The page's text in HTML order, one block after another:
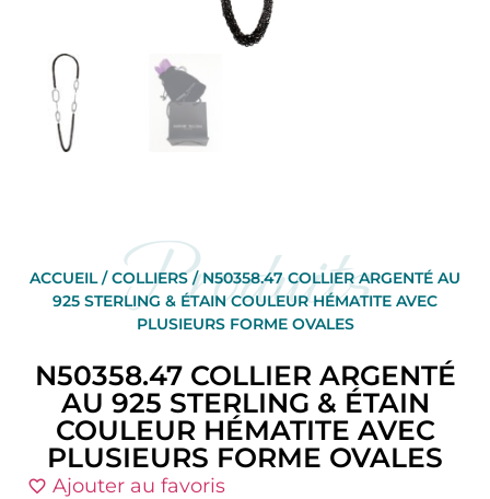
Produits
ACCUEIL/COLLIERS/ N50358.47 COLLIER ARGENTÉ AU
925 STERLING & ÉTAIN COULEUR HÉMATITE AVEC
PLUSIEURS FORME OVALES
N50358.47 COLLIER ARGENTÉ
AU 925 STERLING & ÉTAIN
COULEUR HÉMATITE AVEC
PLUSIEURS FORME OVALES
Ajouter au favoris